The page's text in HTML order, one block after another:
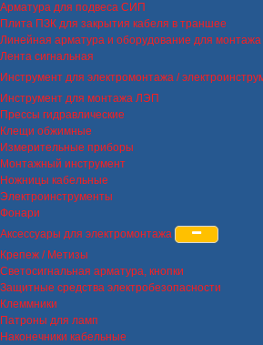
Арматура для подвеса СИП
Плита ПЗК для закрытия кабеля в траншее
Линейная арматура и оборудование для
Лента сигнальная
Инструмент для электромонтажа /
Инструмент для монтажа ЛЭП
Прессы гидравлические
Клещи обжимные
Измерительные приборы
Монтажный инструмент
Ножницы кабельные
Электроинструменты
Фонари
Аксессуары для электромонтажа
Крепеж / Метизы
Светосигнальная арматура, кнопки
Защитные средства электробезопасности
Клеммники
Патроны для ламп
Наконечники кабельные